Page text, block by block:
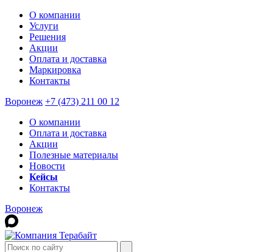
О компании
Услуги
Решения
Акции
Оплата и доставка
Маркировка
Контакты
Воронеж +7 (473) 211 00 12
О компании
Оплата и доставка
Акции
Полезные материалы
Новости
Кейсы
Контакты
Воронеж